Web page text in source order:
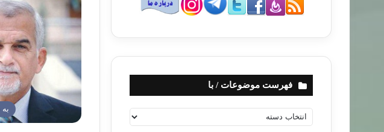
فهرست موضوعات / با
ه